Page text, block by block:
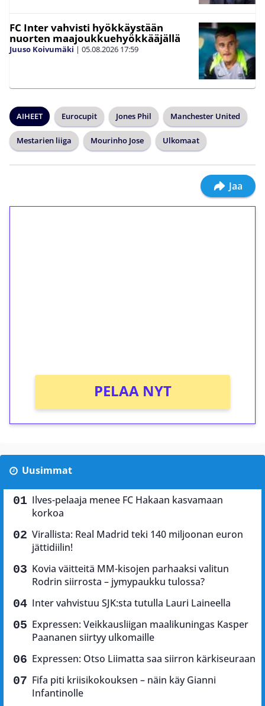
FC Inter vahvisti hyökkäystään
nuorten maajoukkuehyökkääjällä
Juuso Koivumäki | 05.08.2026 17:59
AIHEET Eurocupit Jones Phil Manchester United
Mestarien liiga Mourinho Jose Ulkomaat
Jaa
PELAA NYT
Uusimmat
Ilves-pelaaja menee FC Hakaan kasvamaan
korkoa
Virallista: Real Madrid teki 140 miljoonan euron
jättidiilin!
Kovia väitteitä MM-kisojen parhaaksi valitun
Rodrin siirrosta – jymypaukku tulossa?
Inter vahvistuu SJK:sta tutulla Lauri Laineella
Expressen: Veikkausliigan maalikuningas Kasper
Paananen siirtyy ulkomaille
Expressen: Otso Liimatta saa siirron kärkiseuraan
Fifa piti kriisikokouksen – näin käy Gianni
Infantinolle